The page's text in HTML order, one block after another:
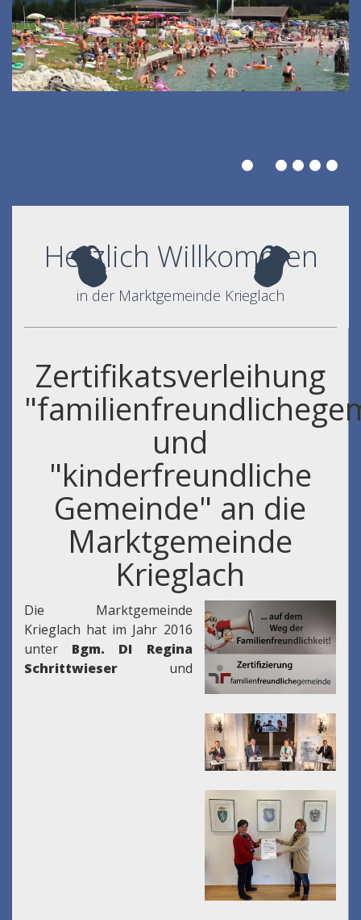
Herzlich Willkommen
in der Marktgemeinde Krieglach
Zertifikatsverleihung
und
"kinderfreundliche
Gemeinde" an die
Marktgemeinde
Krieglach
Die Marktgemeinde
Krieglach hat im Jahr 2016
unter Bgm. DI Regina
Schrittwieser und